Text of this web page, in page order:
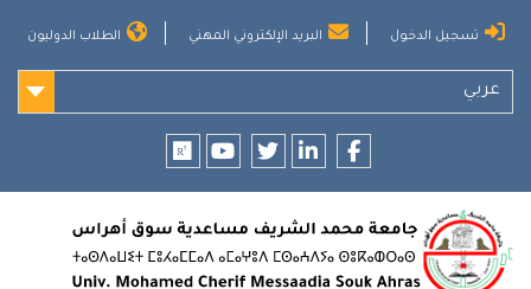
تسجيل الدخول البريد الإلكتروني المهني الطلاب الدوليون
عربي